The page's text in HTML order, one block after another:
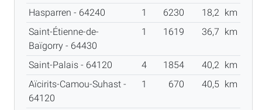
Hasparren - 64240 1 6230 18,2 km
Saint-Étienne-de-
Baïgorry - 64430
1 1619 36,7 km
Saint-Palais - 64120 4 1854 40,2 km
Aïcirits-Camou-Suhast -
64120
1 670 40,5 km